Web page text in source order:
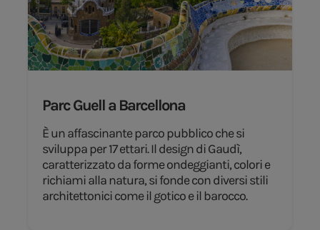
Parc Guell a Barcellona
È un affascinante parco pubblico che si
sviluppa per 17 ettari. Il design di Gaudì,
caratterizzato da forme ondeggianti, colori e
richiami alla natura, si fonde con diversi stili
architettonici come il gotico e il barocco.